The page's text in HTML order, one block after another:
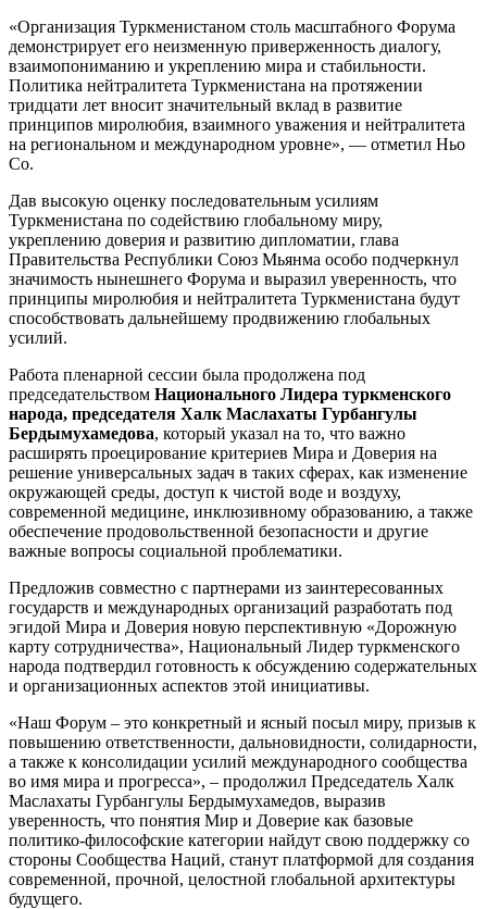
«Организация Туркменистаном столь масштабного Форума
демонстрирует его неизменную приверженность диалогу,
взаимопониманию и укреплению мира и стабильности.
Политика нейтралитета Туркменистана на протяжении
тридцати лет вносит значительный вклад в развитие
принципов миролюбия, взаимного уважения и нейтралитета
на региональном и международном уровне», — отметил Ньо
Со.
Дав высокую оценку последовательным усилиям
Туркменистана по содействию глобальному миру,
укреплению доверия и развитию дипломатии, глава
Правительства Республики Союз Мьянма особо подчеркнул
значимость нынешнего Форума и выразил уверенность, что
принципы миролюбия и нейтралитета Туркменистана будут
способствовать дальнейшему продвижению глобальных
усилий.
Работа пленарной сессии была продолжена под
председательством Национального Лидера туркменского
народа, председателя Халк Маслахаты Гурбангулы
Бердымухамедова, который указал на то, что важно
расширять проецирование критериев Мира и Доверия на
решение универсальных задач в таких сферах, как изменение
окружающей среды, доступ к чистой воде и воздуху,
современной медицине, инклюзивному образованию, а также
обеспечение продовольственной безо­пасности и другие
важные вопросы социальной проблематики.
Предложив совместно с партнерами из заинтересованных
государств и международных организаций разработать под
эгидой Мира и Доверия новую перспективную «Дорожную
карту сотрудничества», Национальный Лидер туркменского
народа подтвердил готовность к обсуждению содержательных
и организационных аспектов этой инициативы.
«Наш Форум – это конкретный и ясный посыл миру, призыв к
повышению ответственности, дальновидности, солидарности,
а также к консолидации усилий международного сообщества
во имя мира и прогресса», – продолжил Председатель Халк
Маслахаты Гурбангулы Бердымухамедов, выразив
уверенность, что понятия Мир и Доверие как базовые
политико-философские категории найдут свою поддержку со
стороны Сообщества Наций, станут платформой для создания
современной, прочной, целостной глобальной архитектуры
будущего.